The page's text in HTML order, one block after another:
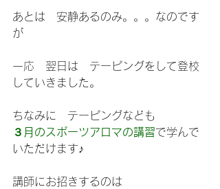
あとは　安静あるのみ。。。なのです
が
一応　翌日は　テーピングをして登校
していきました。
ちなみに　テーピングなども
３月のスポーツアロマの講習で学んで
いただけます♪
講師にお招きするのは